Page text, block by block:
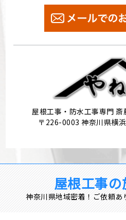
屋根工事・防水工事専門
〒226-0003 神奈川県横
屋根工事
神奈川県地域密着！ご依頼あ